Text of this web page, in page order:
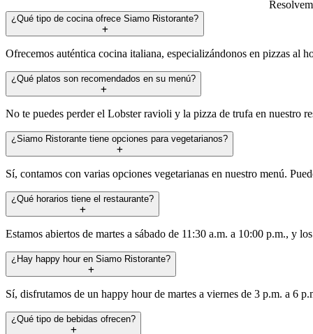
¿Qué tipo de cocina ofrece Siamo Ristorante?
Ofrecemos auténtica cocina italiana, especializándonos en pizzas al
¿Qué platos son recomendados en su menú?
No te puedes perder el Lobster ravioli y la pizza de trufa en nuestro
¿Siamo Ristorante tiene opciones para vegetarianos?
Sí, contamos con varias opciones vegetarianas en nuestro menú.
¿Qué horarios tiene el restaurante?
Estamos abiertos de martes a sábado de 11:30 a.m. a 10:00 p.m., y
¿Hay happy hour en Siamo Ristorante?
Sí, disfrutamos de un happy hour de martes a viernes de 3 p.m. a 6
¿Qué tipo de bebidas ofrecen?